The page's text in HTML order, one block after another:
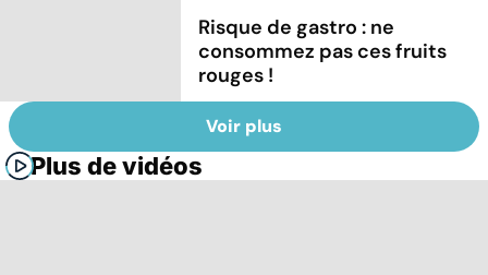
Risque de gastro : ne
consommez pas ces fruits
rouges !
Voir plus
Plus de vidéos